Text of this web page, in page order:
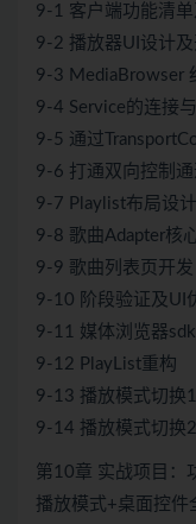
9-1 客户端功能清
9-2 播放器UI设计及
9-3 MediaBrowser
9-4 Service的连接
9-5 通过
9-6 打通双向控制通
9-7 Playlist布局设
9-8 歌曲Adapter核
9-9 歌曲列表页开发
9-10 阶段验证及UI
9-11 媒体浏览器
9-12 PlayList重构
9-13 播放模式切换1
9-14 播放模式切换2
第10章 实战项目：
播放模式+桌面控件